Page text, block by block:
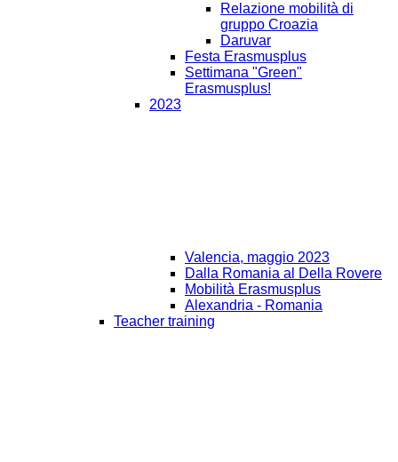
Relazione mobilità di
gruppo Croazia
Daruvar
Festa Erasmusplus
Settimana "Green"
Erasmusplus!
2023
Valencia, maggio 2023
Dalla Romania al Della Rovere
Mobilità Erasmusplus
Alexandria - Romania
Teacher training